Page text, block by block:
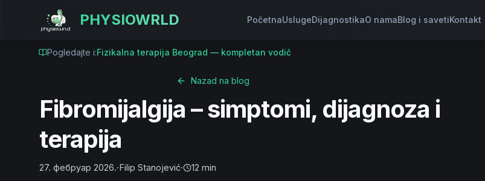
PHYSIOWRLD PočetnaUslugeDijagnostikaO namaBlog i savetiKontakt
Pogledajte i:Fizikalna terapija Beograd — kompletan vodič
Nazad na blog
Fibromijalgija – simptomi, dijagnoza i
terapija
27. фебруар 2026.·Filip Stanojević· 12 min